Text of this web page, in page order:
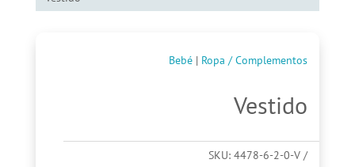
Bebé | Ropa / Complementos
Vestido
SKU:4478-6-2-0-V